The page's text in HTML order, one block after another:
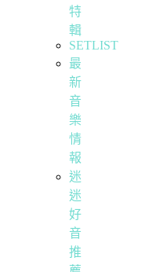
特
輯
SETLIST
最
新
音
樂
情
報
迷
迷
好
音
推